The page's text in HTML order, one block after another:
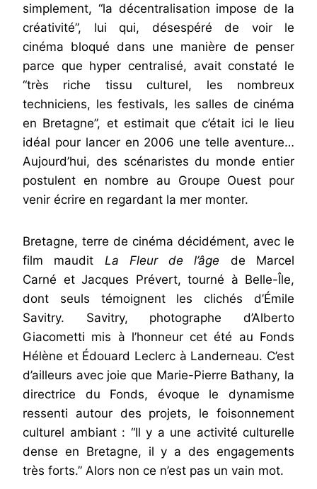
simplement, “la décentralisation impose de la
créativité”, lui qui, désespéré de voir le
cinéma bloqué dans une manière de penser
parce que hyper centralisé, avait constaté le
“très riche tissu culturel, les nombreux
techniciens, les festivals, les salles de cinéma
en Bretagne”, et estimait que c’était ici le lieu
idéal pour lancer en 2006 une telle aventure…
Aujourd’hui, des scénaristes du monde entier
postulent en nombre au Groupe Ouest pour
venir écrire en regardant la mer monter.
Bretagne, terre de cinéma décidément, avec le
film maudit La Fleur de l’âge de Marcel
Carné et Jacques Prévert, tourné à Belle-Île,
dont seuls témoignent les clichés d’Émile
Savitry. Savitry, photographe d’Alberto
Giacometti mis à l’honneur cet été au Fonds
Hélène et Édouard Leclerc à Landerneau. C’est
d’ailleurs avec joie que Marie-Pierre Bathany, la
directrice du Fonds, évoque le dynamisme
ressenti autour des projets, le foisonnement
culturel ambiant : “Il y a une activité culturelle
dense en Bretagne, il y a des engagements
très forts.” Alors non ce n’est pas un vain mot.